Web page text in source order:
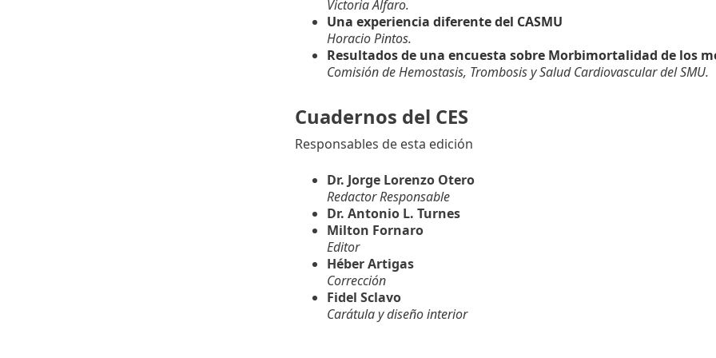
Victoria Alfaro.
Una experiencia diferente del CASMU
Horacio Pintos.
Resultados de una encuesta sobre Morbimortalidad de los
Comisión de Hemostasis, Trombosis y Salud Cardiovascular del SMU.
Cuadernos del CES
Responsables de esta edición
Dr. Jorge Lorenzo Otero
Redactor Responsable
Dr. Antonio L. Turnes
Milton Fornaro
Editor
Héber Artigas
Corrección
Fidel Sclavo
Carátula y diseño interior